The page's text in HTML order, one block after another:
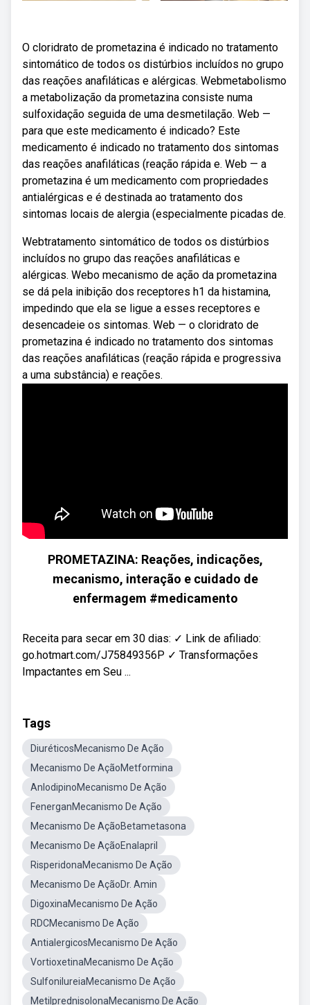
O cloridrato de prometazina é indicado no tratamento
sintomático de todos os distúrbios incluídos no grupo
das reações anafiláticas e alérgicas. Webmetabolismo
a metabolização da prometazina consiste numa
sulfoxidação seguida de uma desmetilação. Web —
para que este medicamento é indicado? Este
medicamento é indicado no tratamento dos sintomas
das reações anafiláticas (reação rápida e. Web — a
prometazina é um medicamento com propriedades
antialérgicas e é destinada ao tratamento dos
sintomas locais de alergia (especialmente picadas de.
Webtratamento sintomático de todos os distúrbios
incluídos no grupo das reações anafiláticas e
alérgicas. Webo mecanismo de ação da prometazina
se dá pela inibição dos receptores h1 da histamina,
impedindo que ela se ligue a esses receptores e
desencadeie os sintomas. Web — o cloridrato de
prometazina é indicado no tratamento dos sintomas
das reações anafiláticas (reação rápida e progressiva
a uma substância) e reações.
PROMETAZINA: Reações, indicações,
mecanismo, interação e cuidado de
enfermagem #medicamento
Receita para secar em 30 dias: ✓ Link de afiliado:
go.hotmart.com/J75849356P ✓ Transformações
Impactantes em Seu ...
Tags
DiuréticosMecanismo De Ação
Mecanismo De AçãoMetformina
AnlodipinoMecanismo De Ação
FenerganMecanismo De Ação
Mecanismo De AçãoBetametasona
Mecanismo De AçãoEnalapril
RisperidonaMecanismo De Ação
Mecanismo De AçãoDr. Amin
DigoxinaMecanismo De Ação
RDCMecanismo De Ação
AntialergicosMecanismo De Ação
VortioxetinaMecanismo De Ação
SulfonilureiaMecanismo De Ação
MetilprednisolonaMecanismo De Ação